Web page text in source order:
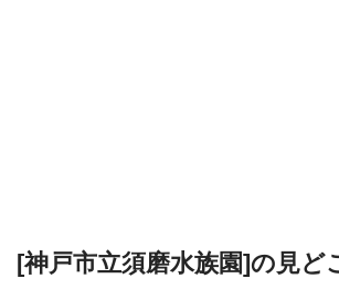
[神戸市立須磨水族園]の見ど